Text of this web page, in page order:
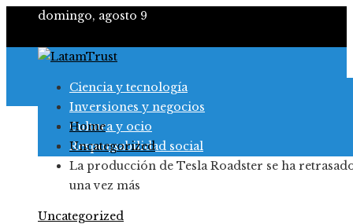
domingo, agosto 9
Ciencia y tecnología
Inversiones y negocios
Cultura y ocio
Responsabilidad social
Home
Uncategorized
La producción de Tesla Roadster se ha
una vez más
Uncategorized